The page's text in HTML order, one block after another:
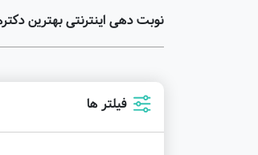
نوبت دهی اینترنتی بهترین
فیلتر ها